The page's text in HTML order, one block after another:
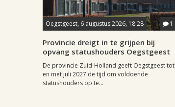
Oegstgeest, 6 augustus 2026, 18:28 1
Provincie dreigt in te grijpen bij
opvang statushouders Oegstgeest
De provincie Zuid-Holland geeft Oegstgeest tot
en met juli 2027 de tijd om voldoende
statushouders op te...